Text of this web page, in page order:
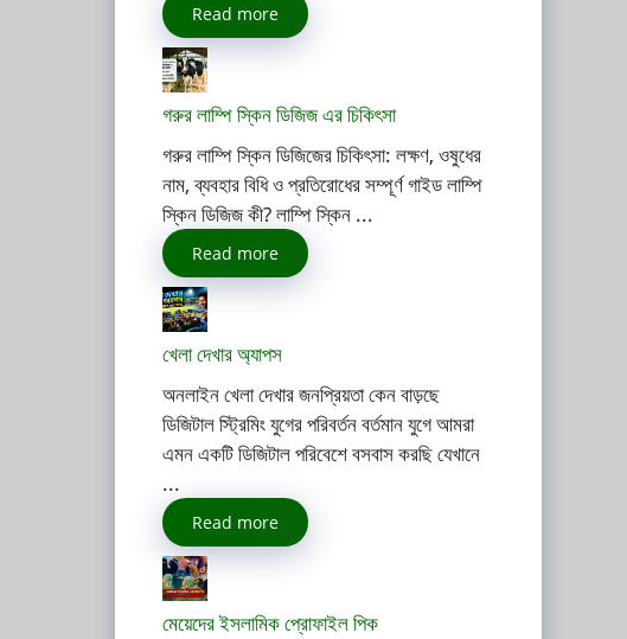
Read more
গরুর লাম্পি স্কিন ডিজিজ এর চিকিৎসা
গরুর লাম্পি স্কিন ডিজিজের চিকিৎসা: লক্ষণ, ওষুধের
নাম, ব্যবহার বিধি ও প্রতিরোধের সম্পূর্ণ গাইড লাম্পি
স্কিন ডিজিজ কী? লাম্পি স্কিন ...
Read more
খেলা দেখার অ্যাপস
অনলাইন খেলা দেখার জনপ্রিয়তা কেন বাড়ছে
ডিজিটাল স্ট্রিমিং যুগের পরিবর্তন বর্তমান যুগে আমরা
এমন একটি ডিজিটাল পরিবেশে বসবাস করছি যেখানে
...
Read more
মেয়েদের ইসলামিক প্রোফাইল পিক